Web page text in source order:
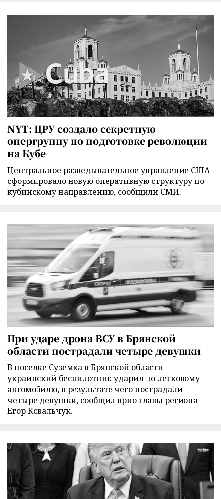
NYT: ЦРУ создало секретную
опергруппу по подготовке революции
на Кубе
Центральное разведывательное управление США
сформировало новую оперативную структуру по
кубинскому направлению, сообщили СМИ.
При ударе дрона ВСУ в Брянской
области пострадали четыре девушки
В поселке Суземка в Брянской области
украинский беспилотник ударил по легковому
автомобилю, в результате чего пострадали
четыре девушки, сообщил врио главы региона
Егор Ковальчук.